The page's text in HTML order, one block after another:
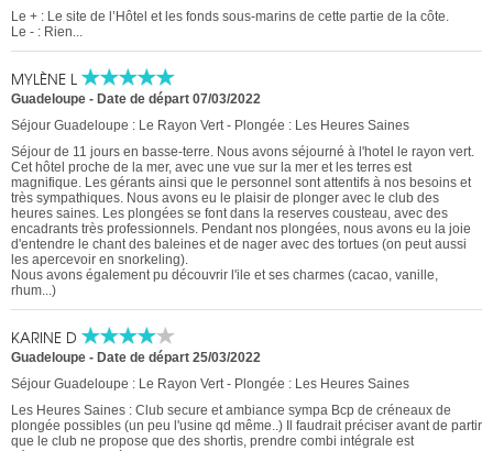
Le + : Le site de l’Hôtel et les fonds sous-marins de cette partie de la côte.
Le - : Rien...
MYLÈNE L
Guadeloupe - Date de départ 07/03/2022
Séjour Guadeloupe : Le Rayon Vert - Plongée : Les Heures Saines
Séjour de 11 jours en basse-terre. Nous avons séjourné à l'hotel le rayon vert.
Cet hôtel proche de la mer, avec une vue sur la mer et les terres est
magnifique. Les gérants ainsi que le personnel sont attentifs à nos besoins et
très sympathiques. Nous avons eu le plaisir de plonger avec le club des
heures saines. Les plongées se font dans la reserves cousteau, avec des
encadrants très professionnels. Pendant nos plongées, nous avons eu la joie
d'entendre le chant des baleines et de nager avec des tortues (on peut aussi
les apercevoir en snorkeling).
Nous avons également pu découvrir l'ile et ses charmes (cacao, vanille,
rhum...)
KARINE D
Guadeloupe - Date de départ 25/03/2022
Séjour Guadeloupe : Le Rayon Vert - Plongée : Les Heures Saines
Les Heures Saines : Club secure et ambiance sympa Bcp de créneaux de
plongée possibles (un peu l'usine qd même..) Il faudrait préciser avant de partir
que le club ne propose que des shortis, prendre combi intégrale est